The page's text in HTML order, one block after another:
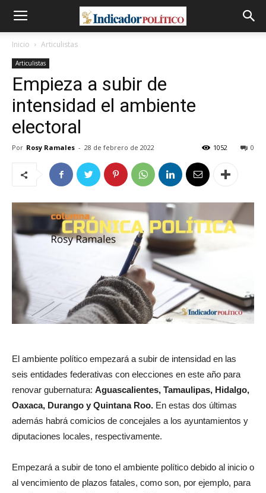
Inicio Articulistas
Articulistas
Empieza a subir de
intensidad el ambiente
electoral
Por Rosy Ramales - 28 de febrero de 2022 0
1052
El ambiente político empezará a subir de intensidad en las
seis entidades federativas con elecciones en este año para
renovar gubernatura: Aguascalientes, Tamaulipas, Hidalgo,
Oaxaca, Durango y Quintana Roo. En estas dos últimas
además habrá comicios de concejales a los ayuntamientos y
diputaciones locales, respectivamente.
Empezará a subir de tono el ambiente político debido al inicio o
al vencimiento de plazos fatales, como son, por ejemplo, para